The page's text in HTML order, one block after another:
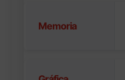
Memoria